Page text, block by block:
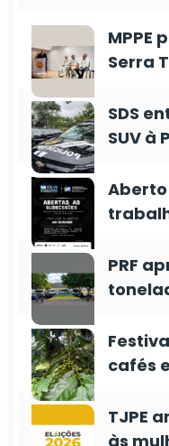
MPPE
Serra
SDS
SUV à
PRF
cafés
TJPE
às